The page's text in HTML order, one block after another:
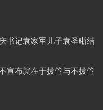
书记袁家军儿子袁圣晰结
宣布就在于拔管与不拔管